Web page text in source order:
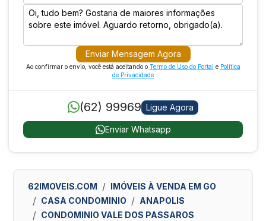
Enviar Mensagem Agora
Ao confirmar o envio, você está aceitando o Termo de Uso do Portal e Política
de Privacidade
(62) 99969 Ligue Agora
Enviar Whatsapp
62IMOVEIS.COM
IMÓVEIS À VENDA EM GO
CASA CONDOMINIO
ANAPOLIS
CONDOMINIO VALE DOS PASSAROS